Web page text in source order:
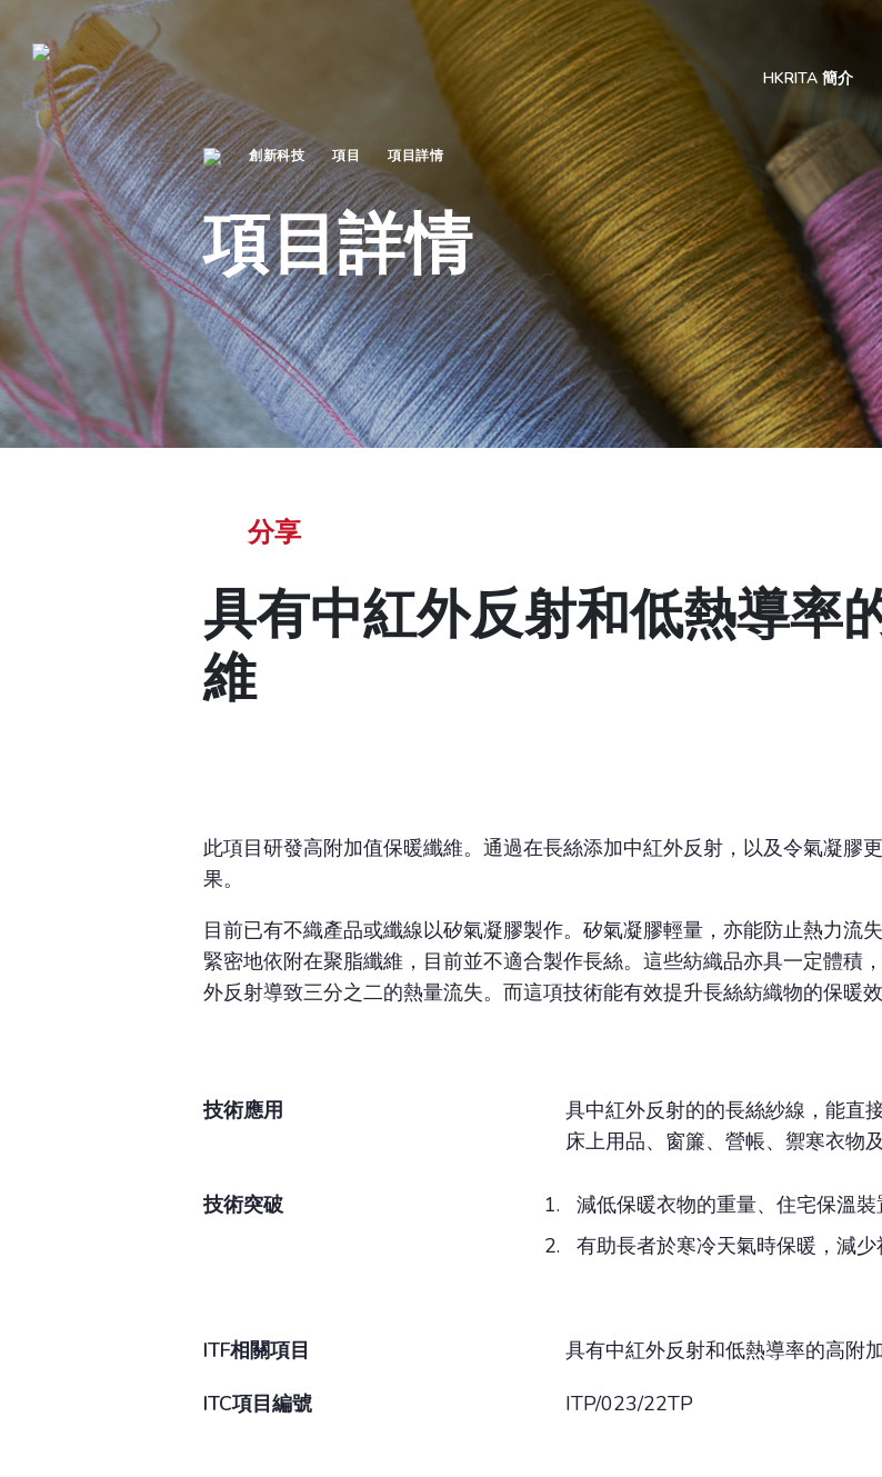
HKRITA 簡介
創新科技 項目 項目詳情
項目詳情
分享
具有中紅外反射和低熱導率
維
此項目研發高附加值保暖纖維。通過在長絲添加中紅外反射，以及令氣凝膠
果。
目前已有不織產品或纖線以矽氣凝膠製作。矽氣凝膠輕量，亦能防止熱力流
緊密地依附在聚脂纖維，目前並不適合製作長絲。這些紡織品亦具一定體積
外反射導致三分之二的熱量流失。而這項技術能有效提升長絲紡織物的保暖
技術應用
具中紅外反射的的長絲紗線，能直
床上用品、窗簾、營帳、禦寒衣物
技術突破
減低保暖衣物的重量、住宅保溫
有助長者於寒冷天氣時保暖，減
ITF相關項目
具有中紅外反射和低熱導率的高附
ITC項目編號
ITP/023/22TP